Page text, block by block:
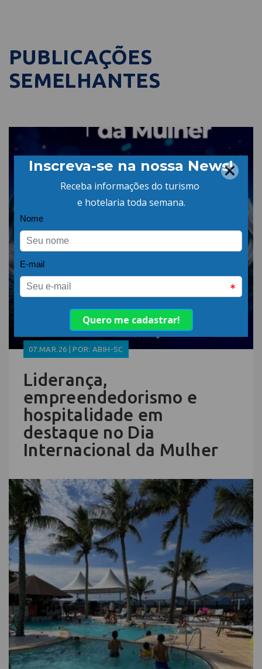
PUBLICAÇÕES
SEMELHANTES
07.MAR.26 | POR: ABIH-SC
Liderança,
empreendedorismo e
hospitalidade em
destaque no Dia
Internacional da Mulher